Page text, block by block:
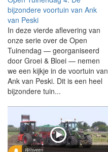
bijzondere voortuin van Ank
van Peski
In deze vierde aflevering van
onze serie over de Open
Tuinendag — georganiseerd
door Groei & Bloei — nemen
we een kijkje in de voortuin van
Ank van Peski. Dit is een heel
bijzondere tuin...